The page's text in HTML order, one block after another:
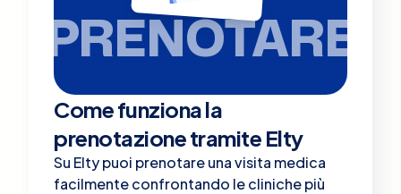
PRENOTARE
Come funziona la
prenotazione tramite Elty
Su Elty puoi prenotare una visita medica
facilmente confrontando le cliniche più